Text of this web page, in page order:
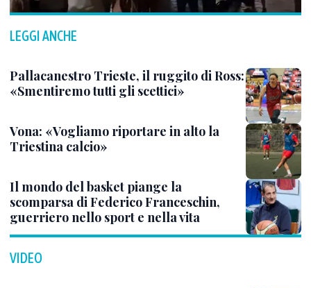
LEGGI ANCHE
Pallacanestro Trieste, il ruggito di Ross:
«Smentiremo tutti gli scettici»
Vona: «Vogliamo riportare in alto la
Triestina calcio»
Il mondo del basket piange la
scomparsa di Federico Franceschin,
guerriero nello sport e nella vita
VIDEO